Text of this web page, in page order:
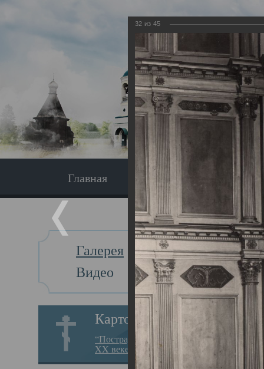
Главная Экскурсия
Галерея
Видео
Картотека
“Пострадавшие за веру в
XX веке на Севере”
Главная
32 из 45